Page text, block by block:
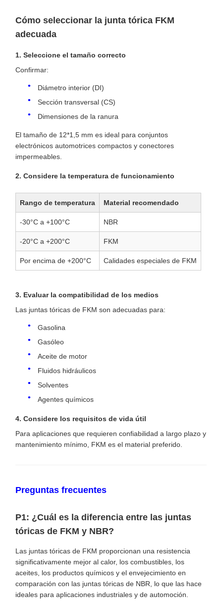
Cómo seleccionar la junta tórica FKM
adecuada
1. Seleccione el tamaño correcto
Confirmar:
Diámetro interior (DI)
Sección transversal (CS)
Dimensiones de la ranura
El tamaño de 12*1,5 mm es ideal para conjuntos
electrónicos automotrices compactos y conectores
impermeables.
2. Considere la temperatura de funcionamiento
Rango de temperatura Material recomendado
-30°C a +100°C NBR
-20°C a +200°C FKM
Por encima de +200°C Calidades especiales de FKM
3. Evaluar la compatibilidad de los medios
Las juntas tóricas de FKM son adecuadas para:
Gasolina
Gasóleo
Aceite de motor
Fluidos hidráulicos
Solventes
Agentes químicos
4. Considere los requisitos de vida útil
Para aplicaciones que requieren confiabilidad a largo plazo y
mantenimiento mínimo, FKM es el material preferido.
Preguntas frecuentes
P1: ¿Cuál es la diferencia entre las juntas
tóricas de FKM y NBR?
Las juntas tóricas de FKM proporcionan una resistencia
significativamente mejor al calor, los combustibles, los
aceites, los productos químicos y el envejecimiento en
comparación con las juntas tóricas de NBR, lo que las hace
ideales para aplicaciones industriales y de automoción.